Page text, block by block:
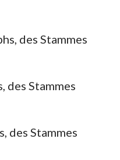
des Stammes
des Stammes
des Stammes